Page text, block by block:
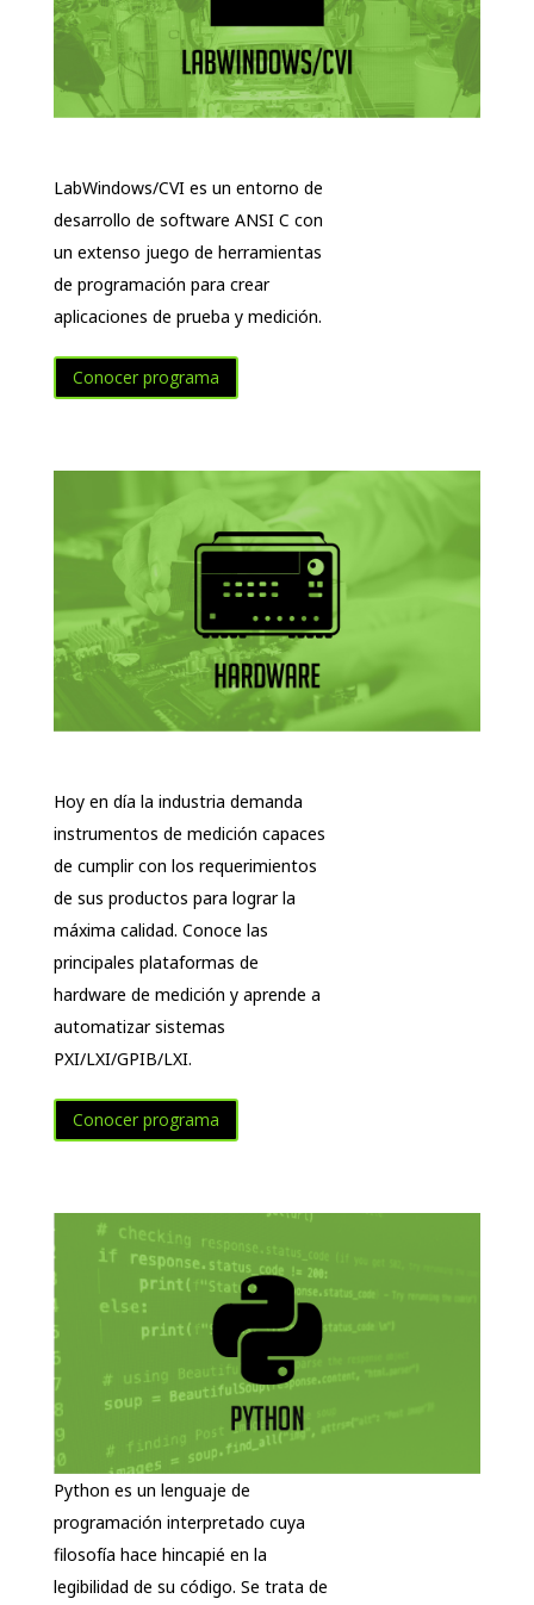
LabWindows/CVI es un entorno de
desarrollo de software ANSI C con
un extenso juego de herramientas
de programación para crear
aplicaciones de prueba y medición.
Conocer programa
Hoy en día la industria demanda
instrumentos de medición capaces
de cumplir con los requerimientos
de sus productos para lograr la
máxima calidad. Conoce las
principales plataformas de
hardware de medición y aprende a
automatizar sistemas
PXI/LXI/GPIB/LXI.
Conocer programa
Python es un lenguaje de
programación interpretado cuya
filosofía hace hincapié en la
legibilidad de su código. Se trata de